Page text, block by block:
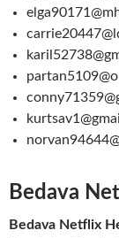
Bedava
Bedava Netflix